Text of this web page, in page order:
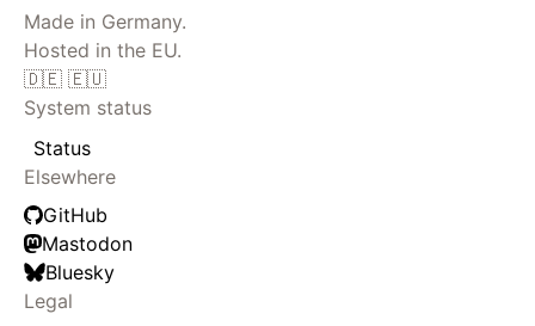
Made in Germany.
Hosted in the EU.
🇩🇪 🇪🇺
System status
Status
Elsewhere
GitHub
Mastodon
Bluesky
Legal